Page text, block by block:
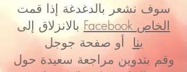
سوف نشعر بالدغدغة إذا قمت
بالانزلاق إلىFacebook الخاص
بنا أو صفحة جوجل
وقم بتدوين مراجعة سعيدة حول